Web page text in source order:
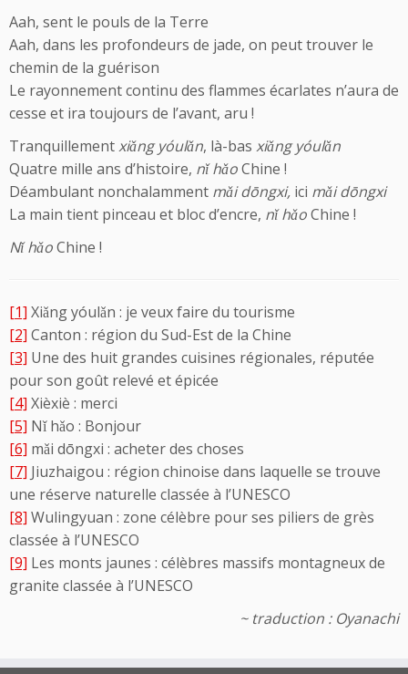
Aah, sent le pouls de la Terre
Aah, dans les profondeurs de jade, on peut trouver le
chemin de la guérison
Le rayonnement continu des flammes écarlates n’aura de
cesse et ira toujours de l’avant, aru !
Tranquillementxiǎng yóulǎn, là-bas xiǎng yóulǎn
Quatre mille ans d’histoire, nǐ hǎoChine !
Déambulant nonchalamment mǎi dōngxi, ici mǎi dōngxi
La main tient pinceau et bloc d’encre, nǐ hǎoChine !
Nǐ hǎoChine !
[1] Xiǎng yóulǎn : je veux faire du tourisme
[2] Canton : région du Sud-Est de la Chine
[3] Une des huit grandes cuisines régionales, réputée
pour son goût relevé et épicée
[4] Xièxiè : merci
[5] Nǐ hǎo : Bonjour
[6] mǎi dōngxi : acheter des choses
[7] Jiuzhaigou : région chinoise dans laquelle se trouve
une réserve naturelle classée à l’UNESCO
[8] Wulingyuan : zone célèbre pour ses piliers de grès
classée à l’UNESCO
[9] Les monts jaunes : célèbres massifs montagneux de
granite classée à l’UNESCO
~ traduction : Oyanachi